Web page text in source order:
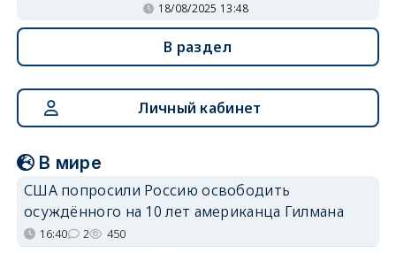
18/08/2025 13:48
В раздел
Личный кабинет
В мире
США попросили Россию освободить
осуждённого на 10 лет американца Гилмана
16:40 2 450